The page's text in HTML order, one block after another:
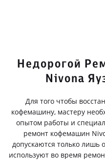
Недорогой
Nivona
Для того чтобы
кофемашину, мастеру
опытом работы и
ремонт кофемашин
допускаются только
используют во время